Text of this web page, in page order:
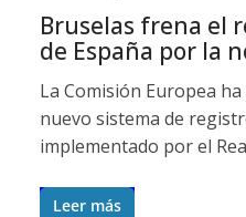
Bruselas frena el
de España por la
La Comisión Europea
nuevo sistema de
implementado por el
Leer más